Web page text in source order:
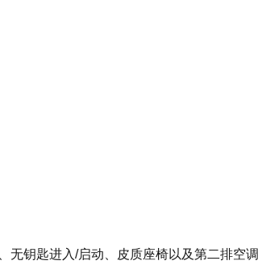
无钥匙进入/启动、皮质座椅以及第二排空调